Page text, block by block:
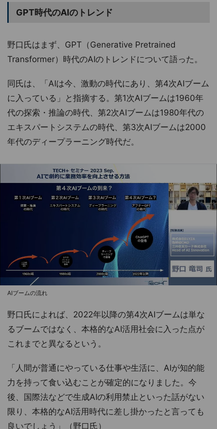
GPT時代のAIのトレンド
野口氏はまず、GPT（Generative Pretrained
Transformer）時代のAIのトレンドについて語った。
同氏は、「AIは今、激動の時代にあり、第4次AIブーム
に入っている」と指摘する。第1次AIブームは1960年
代の探索・推論の時代、第2次AIブームは1980年代の
エキスパートシステムの時代、第3次AIブームは2000
年代のディープラーニング時代だ。
AIブームの流れ
野口氏によれば、2022年以降の第4次AIブームは単な
るブームではなく、本格的なAI活用社会に入った点が
これまでと異なるという。
「人間が普通にやっている仕事や生活に、AIが知的能
力を持って食い込むことが確定的になりました。今
後、国際法などで生成AIの利用禁止といった話がない
限り、本格的なAI活用時代に差し掛かったと言っても
良いでしょう」（野口氏）